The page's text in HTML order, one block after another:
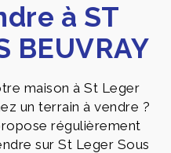
à ST
BEUVRAY
maison à St Leger
un terrain à vendre ?
régulièrement
sur St Leger Sous